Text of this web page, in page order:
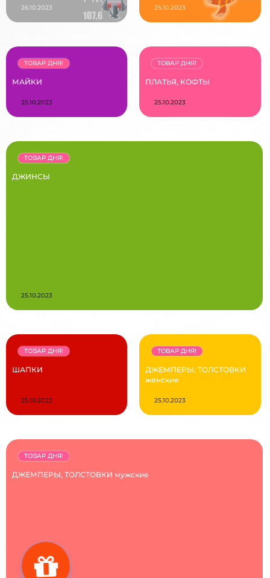
26.10.2023 25.10.2023
МАЙКИ
ТОВАР ДНЯ!
25.10.2023
ПЛАТЬЯ, КОФТЫ
ТОВАР ДНЯ!
25.10.2023
ДЖИНСЫ
ТОВАР ДНЯ!
25.10.2023
ШАПКИ
ТОВАР ДНЯ!
25.10.2023
ДЖЕМПЕРЫ, ТОЛСТОВКИ
женские
ТОВАР ДНЯ!
25.10.2023
ДЖЕМПЕРЫ, ТОЛСТОВКИ мужские
ТОВАР ДНЯ!